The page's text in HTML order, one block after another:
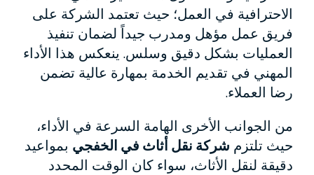
الاحترافية في العمل؛ حيث تعتمد الشركة على
فريق عمل مؤهل ومدرب جيداً لضمان تنفيذ
العمليات بشكل دقيق وسلس. ينعكس هذا الأداء
المهني في تقديم الخدمة بمهارة عالية تضمن
رضا العملاء.
من الجوانب الأخرى الهامة السرعة في الأداء،
حيث تلتزم شركة نقل أثاث في الخفجي بمواعيد
دقيقة لنقل الأثاث، سواء كان الوقت المحدد